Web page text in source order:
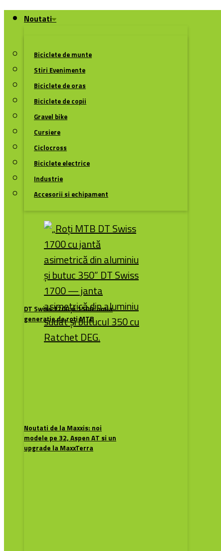
Noutati
Biciclete de munte
Stiri Evenimente
Biciclete de oras
Biciclete de copii
Gravel bike
Cursiere
Ciclocross
Biciclete electrice
Industrie
Accesorii si echipament
DT Swiss 1700 și 1500: noua
generație de roți MTB
Noutati de la Maxxis: noi
modele pe 32, Aspen AT si un
upgrade la MaxxTerra